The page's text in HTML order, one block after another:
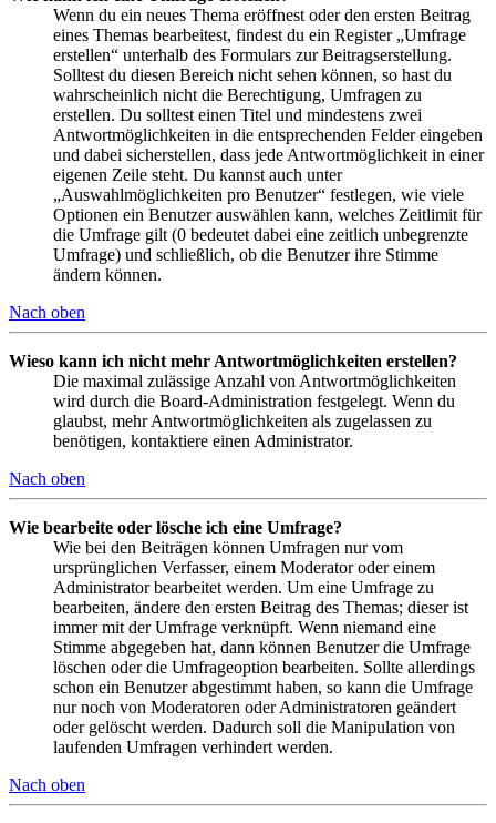
Wenn du ein neues Thema eröffnest oder den ersten Beitrag
eines Themas bearbeitest, findest du ein Register „Umfrage
erstellen“ unterhalb des Formulars zur Beitragserstellung.
Solltest du diesen Bereich nicht sehen können, so hast du
wahrscheinlich nicht die Berechtigung, Umfragen zu
erstellen. Du solltest einen Titel und mindestens zwei
Antwortmöglichkeiten in die entsprechenden Felder eingeben
und dabei sicherstellen, dass jede Antwortmöglichkeit in einer
eigenen Zeile steht. Du kannst auch unter
„Auswahlmöglichkeiten pro Benutzer“ festlegen, wie viele
Optionen ein Benutzer auswählen kann, welches Zeitlimit für
die Umfrage gilt (0 bedeutet dabei eine zeitlich unbegrenzte
Umfrage) und schließlich, ob die Benutzer ihre Stimme
ändern können.
Nach oben
Wieso kann ich nicht mehr Antwortmöglichkeiten erstellen?
Die maximal zulässige Anzahl von Antwortmöglichkeiten
wird durch die Board-Administration festgelegt. Wenn du
glaubst, mehr Antwortmöglichkeiten als zugelassen zu
benötigen, kontaktiere einen Administrator.
Nach oben
Wie bearbeite oder lösche ich eine Umfrage?
Wie bei den Beiträgen können Umfragen nur vom
ursprünglichen Verfasser, einem Moderator oder einem
Administrator bearbeitet werden. Um eine Umfrage zu
bearbeiten, ändere den ersten Beitrag des Themas; dieser ist
immer mit der Umfrage verknüpft. Wenn niemand eine
Stimme abgegeben hat, dann können Benutzer die Umfrage
löschen oder die Umfrageoption bearbeiten. Sollte allerdings
schon ein Benutzer abgestimmt haben, so kann die Umfrage
nur noch von Moderatoren oder Administratoren geändert
oder gelöscht werden. Dadurch soll die Manipulation von
laufenden Umfragen verhindert werden.
Nach oben